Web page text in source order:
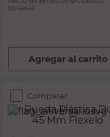
PRECIO SIN IMPUESTOS NACIONALES:
$39.669,43
Agregar al carrito
Comparar